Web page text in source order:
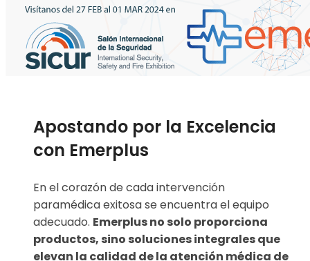
Apostando por la Excelencia
con Emerplus
En el corazón de cada intervención
paramédica exitosa se encuentra el equipo
adecuado. Emerplus no solo proporciona
productos, sino soluciones integrales que
elevan la calidad de la atención médica de